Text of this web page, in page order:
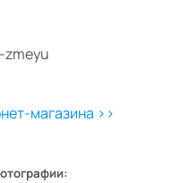
магазина >>